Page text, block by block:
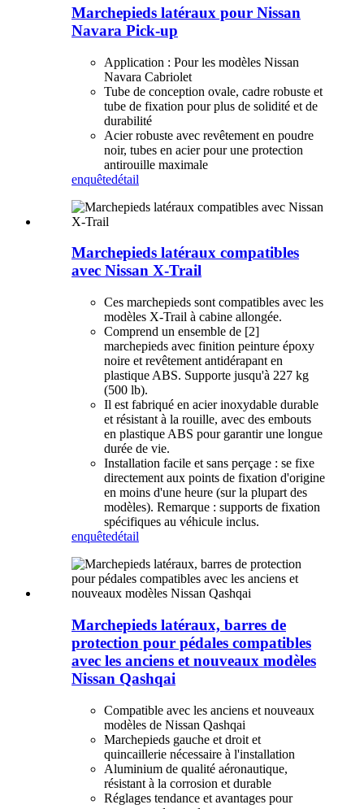
Marchepieds latéraux pour Nissan
Navara Pick-up
Application : Pour les modèles Nissan
Navara Cabriolet
Tube de conception ovale, cadre robuste et
tube de fixation pour plus de solidité et de
durabilité
Acier robuste avec revêtement en poudre
noir, tubes en acier pour une protection
antirouille maximale
enquêtedétail
Marchepieds latéraux compatibles
avec Nissan X-Trail
Ces marchepieds sont compatibles avec les
modèles X-Trail à cabine allongée.
Comprend un ensemble de [2]
marchepieds avec finition peinture époxy
noire et revêtement antidérapant en
plastique ABS. Supporte jusqu'à 227 kg
(500 lb).
Il est fabriqué en acier inoxydable durable
et résistant à la rouille, avec des embouts
en plastique ABS pour garantir une longue
durée de vie.
Installation facile et sans perçage : se fixe
directement aux points de fixation d'origine
en moins d'une heure (sur la plupart des
modèles). Remarque : supports de fixation
spécifiques au véhicule inclus.
enquêtedétail
Marchepieds latéraux, barres de
protection pour pédales compatibles
avec les anciens et nouveaux modèles
Nissan Qashqai
Compatible avec les anciens et nouveaux
modèles de Nissan Qashqai
Marchepieds gauche et droit et
quincaillerie nécessaire à l'installation
Aluminium de qualité aéronautique,
résistant à la corrosion et durable
Réglages tendance et avantages pour